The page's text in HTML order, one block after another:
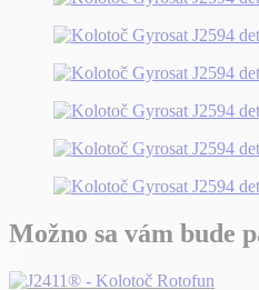
Možno sa vám bude